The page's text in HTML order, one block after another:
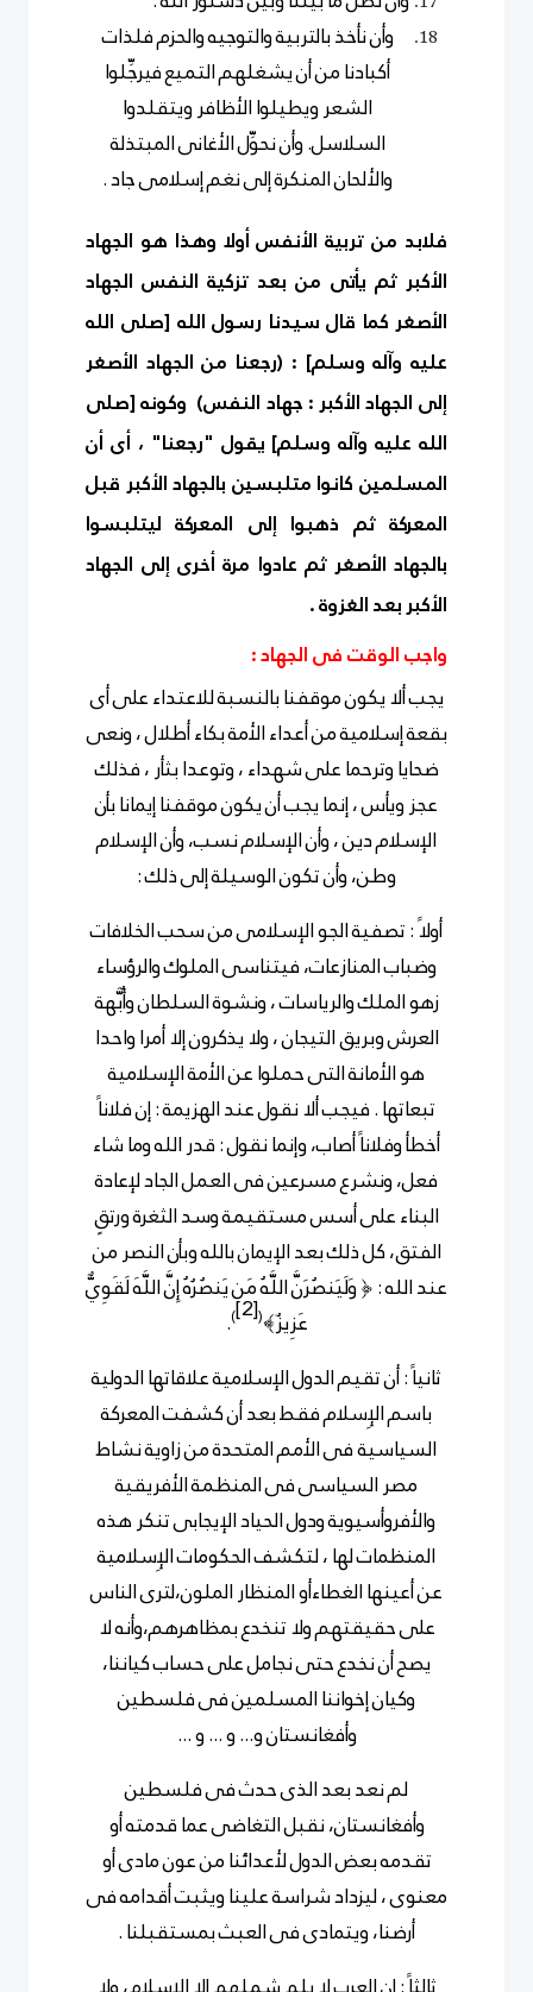
وأن نأخذ بالتربية والتوجيه والحزم فلذات
أكبادنا من أن يشغلهم التميع فيرجِّلوا
الشعر ويطيلوا الأظافر ويتقلدوا
السلاسل. وأن نحوِّل الأغانى المبتذلة
والألحان المنكرة إلى نغم إسلامى جاد .
فلابد من تربية الأنفس أولا وهذا هو الجهاد
الأكبر ثم يأتى من بعد تزكية النفس الجهاد
الأصغر كما قال سيدنا رسول الله [صلى الله
عليه وآله وسلم] : (رجعنا من الجهاد الأصغر
إلى الجهاد الأكبر : جهاد النفس) وكونه [صلى
الله عليه وآله وسلم] يقول "رجعنا" ، أى أن
المسلمين كانوا متلبسين بالجهاد الأكبر قبل
المعركة ثم ذهبوا إلى المعركة ليتلبسوا
بالجهاد الأصغر ثم عادوا مرة أخرى إلى الجهاد
الأكبر بعد الغزوة .
واجب الوقت فى الجهاد :
يجب ألا يكون موقفنا بالنسبة للاعتداء على أى
بقعة إسلامية من أعداء الأمة بكاء أطلال ، ونعى
ضحايا وترحما على شهداء ، وتوعدا بثأر ، فذلك
عجز ويأس ، إنما يجب أن يكون موقفنا إيمانا بأن
الإسلام دين ، وأن الإسلام نسب، وأن الإسلام
وطن، وأن تكون الوسيلة إلى ذلك :
أولاً : تصفية الجو الإسلامى من سحب الخلافات
وضباب المنازعات، فيتناسى الملوك والرؤساء
زهو الملك والرياسات ، ونشوة السلطان وأُبَّهة
العرش وبريق التيجان ، ولا يذكرون إلا أمرا واحدا
هو الأمانة التى حملوا عن الأمة الإسلامية
تبعاتها . فيجب ألا نقول عند الهزيمة : إن فلاناً
أخطأ وفلاناً أصاب، وإنما نقول : قدر الله وما شاء
فعل، ونشرع مسرعين فى العمل الجاد لإعادة
البناء على أسس مستقيمة وسد الثغرة ورتقِِ
الفتق، كل ذلك بعد الإيمان بالله وبأن النصر من
عند الله : ﴿ وَلَيَنصُرَنَّ اللَّهُ مَن يَنصُرُهُ إِنَّ اللَّهَ لَقَوِيٌّ
عَزِيزٌ﴾(
[2]
)
.
ثانياً : أن تقيم الدول الإسلامية علاقاتها الدولية
باسم الإِسلام فقط بعد أن كشفت المعركة
السياسيةفى الأمم المتحدة من زاوية نشاط
مصر السياسى فى المنظمة الأفريقية
والأفروأسيوية ودول الحياد الإيجابى تنكر هذه
المنظمات لها ، لتكشف الحكومات الإِسلامية
عن أعينها الغطاءأو المنظار الملون،لترى الناس
على حقيقتهم ولا تنخدع بمظاهرهم،وأنه لا
يصح أن نخدع حتى نجامل على حساب كياننا،
وكيان إخواننا المسلمين فى فلسطين
وأفغانستان و... و ... و ...
لم نعد بعد الذى حدث فى فلسطين
وأفغانستان، نقبل التغاضى عما قدمته أو
تقدمه بعض الدول لأعدائنا من عون مادى أو
معنوى ، ليزداد شراسة علينا ويثبت أقدامه فى
أرضنا، ويتمادى فى العبث بمستقبلنا .